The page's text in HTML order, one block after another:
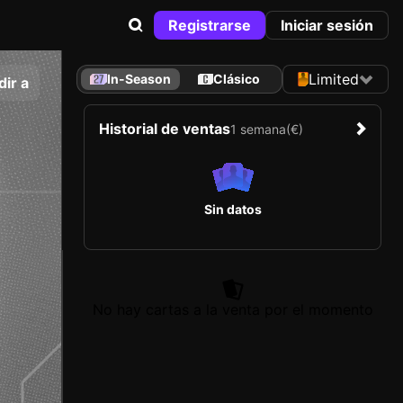
Registrarse Iniciar sesión
a In-Season Clásico Limited
Historial de ventas1 semana(€)
Sin datos